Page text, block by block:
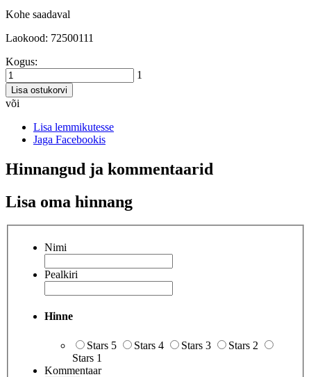
Kohe saadaval
Laokood: 72500111
Kogus:
1
Lisa ostukorvi
või
Lisa lemmikutesse
Jaga Facebookis
Hinnangud ja kommentaarid
Lisa oma hinnang
Nimi
Pealkiri
Hinne
Stars 5 Stars 4 Stars 3
Stars 2
Stars 1
Kommentaar